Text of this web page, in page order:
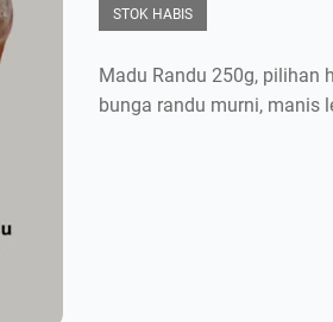
STOK HABIS
Madu Randu 250g, pilihan
bunga randu murni, manis